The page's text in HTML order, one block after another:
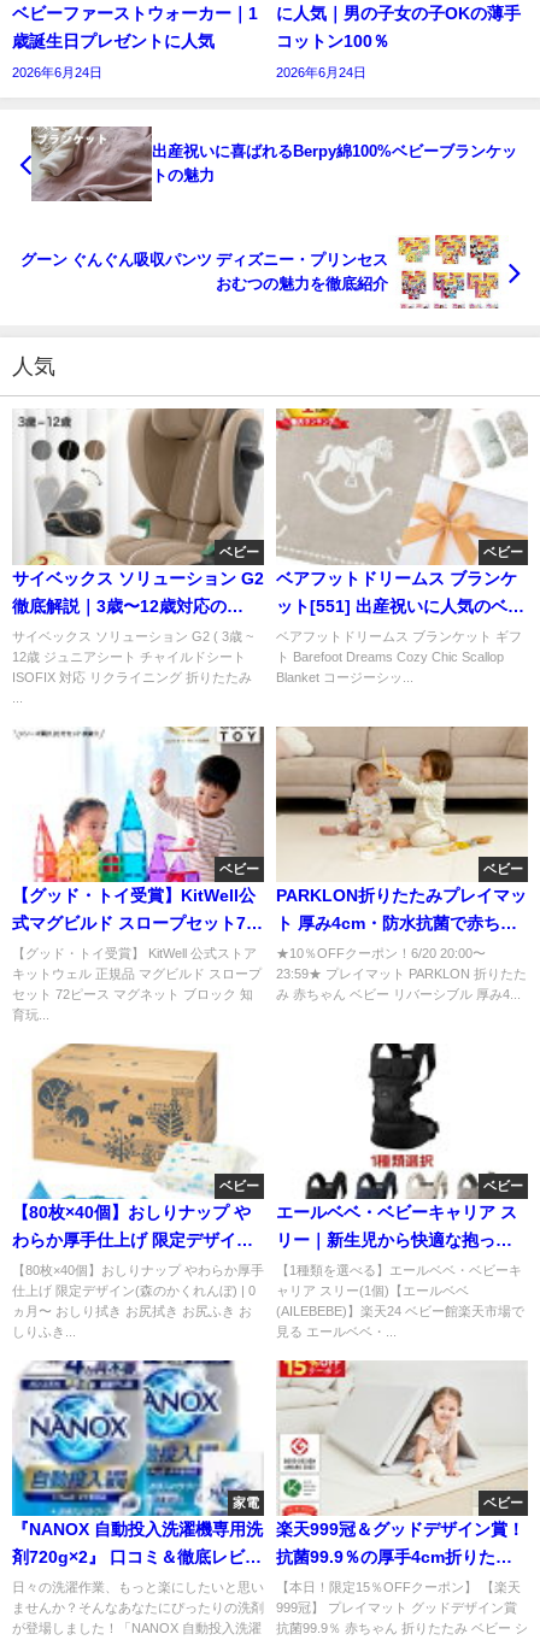
ベビーファーストウォーカー｜1
歳誕生日プレゼントに人気
2026年6月24日
に人気｜男の子女の子OKの薄手
コットン100％
2026年6月24日
出産祝いに喜ばれるBerpy綿100%ベビーブランケッ
トの魅力
グーン ぐんぐん吸収パンツ ディズニー・プリンセス
おむつの魅力を徹底紹介
人気
ベビー
サイベックス ソリューション G2
徹底解説｜3歳〜12歳対応の
ISOFIXジュニアシート
サイベックス ソリューション G2 ( 3歳 ~
12歳 ジュニアシート チャイルドシート
ISOFIX 対応 リクライニング 折りたたみ
ベビー
ベアフットドリームス ブランケ
ット[551] 出産祝いに人気のベビ
ーギフト
ベアフットドリームス ブランケット ギフ
ト Barefoot Dreams Cozy Chic Scallop
Blanket コージーシッ...
ベビー
【グッド・トイ受賞】KitWell公
式マグビルド スロープセット72
ピースの魅力とは？
【グッド・トイ受賞】 KitWell 公式ストア
キットウェル 正規品 マグビルド スロープ
セット 72ピース マグネット ブロック 知
育玩...
ベビー
PARKLON折りたたみプレイマッ
ト 厚み4cm・防水抗菌で赤ちゃ
んも安心
★10％OFFクーポン！6/20 20:00〜
23:59★ プレイマット PARKLON 折りたた
み 赤ちゃん ベビー リバーシブル 厚み4...
ベビー
【80枚×40個】おしりナップ や
わらか厚手仕上げ 限定デザイン
(森のかくれんぼ)を徹底レビュー
【80枚×40個】おしりナップ やわらか厚手
仕上げ 限定デザイン(森のかくれんぼ) | 0
ヵ月〜 おしり拭き お尻拭き お尻ふき お
しりふき...
ベビー
エールベベ・ベビーキャリア ス
リー｜新生児から快適な抱っこ
紐を徹底解説
【1種類を選べる】エールベベ・ベビーキ
ャリア スリー(1個)【エールベベ
(AILEBEBE)】楽天24 ベビー館楽天市場で
見る エールベベ・...
家電
『NANOX 自動投入洗濯機専用洗
剤720g×2』 口コミ＆徹底レビュ
ー
日々の洗濯作業、もっと楽にしたいと思い
ませんか？そんなあなたにぴったりの洗剤
が登場しました！「NANOX 自動投入洗濯
ベビー
楽天999冠＆グッドデザイン賞！
抗菌99.9％の厚手4cm折りたた
みプレイマット
【本日！限定15％OFFクーポン】 【楽天
999冠】 プレイマット グッドデザイン賞
抗菌99.9％ 赤ちゃん 折りたたみ ベビー シ